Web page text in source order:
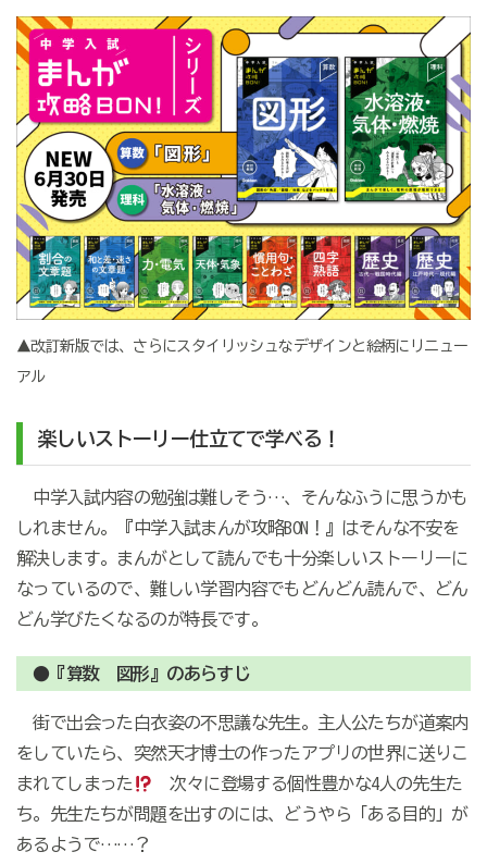
▲改訂新版では、さらにスタイリッシュなデザインと絵柄にリニュー
アル
楽しいストーリー仕立てで学べる！
中学入試内容の勉強は難しそう…、そんなふうに思うかも
しれません。『中学入試まんが攻略BON！』はそんな不安を
解決します。まんがとして読んでも十分楽しいストーリーに
なっているので、難しい学習内容でもどんどん読んで、どん
どん学びたくなるのが特長です。
●『算数 図形』のあらすじ
街で出会った白衣姿の不思議な先生。主人公たちが道案内
をしていたら、突然天才博士の作ったアプリの世界に送りこ
まれてしまった
次々に登場する個性豊かな4人の先生た
ち。先生たちが問題を出すのには、どうやら「ある目的」が
あるようで……？